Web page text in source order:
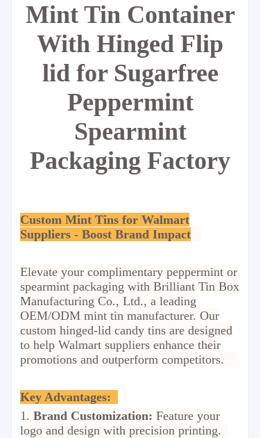
Mint Tin Container
With Hinged Flip
lid for Sugarfree
Peppermint
Spearmint
Packaging Factory
Custom Mint Tins for Walmart
Suppliers - Boost Brand Impact
Elevate your complimentary peppermint or
spearmint packaging with Brilliant Tin Box
Manufacturing Co., Ltd., a leading
OEM/ODM mint tin manufacturer. Our
custom hinged-lid candy tins are designed
to help Walmart suppliers enhance their
promotions and outperform competitors.
Key Advantages:
1. Brand Customization: Feature your
logo and design with precision printing.